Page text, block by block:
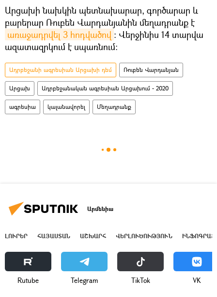
Արցախի նախկին պետնախարար, գործարար և
բարերար Ռուբեն Վարդանյանին մեղադրանք է
առաջադրվել 3 հոդվածով ։ Վերջինիս 14 տարվա
ազատազրկում է սպառնում։
Ադրբեջանի ագրեսիան Արցախի դեմ Ռուբեն Վարդանյան
Արցախ Ադրբեջանական ագրեսիան Արցախում - 2020
ագրեսիա կալանավորել Մեղադրանք
Արմենիա
ԼՈՒՐԵՐ ՀԱՅԱՍՏԱՆ ԱՇԽԱՐՀ ՎԵՐԼՈՒԾՈՒԹՅՈՒՆ
Rutube Telegram ТikТоk VK